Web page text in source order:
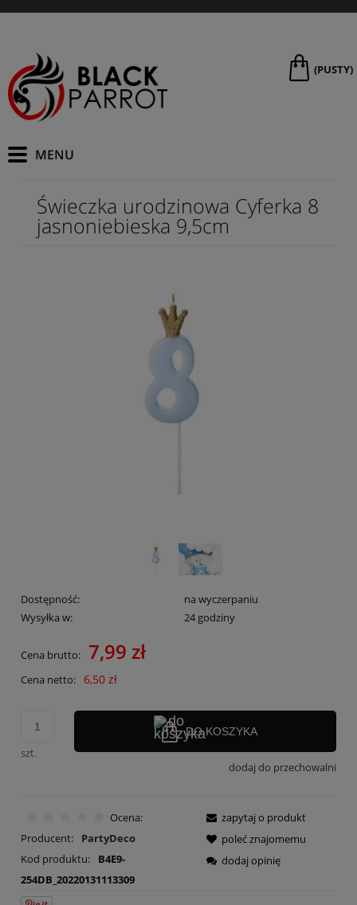
(PUSTY)
Świeczka urodzinowa Cyferka 8
jasnoniebieska 9,5cm
Dostępność:
na wyczerpaniu
Wysyłka w:
24 godziny
Cena brutto: 7,99 zł
Cena netto: 6,50 zł
szt.
DO KOSZYKA
dodaj do przechowalni
Ocena:
Producent:
PartyDeco
Kod produktu:
B4E9-
254DB_20220131113309
zapytaj o produkt
poleć znajomemu
dodaj opinię